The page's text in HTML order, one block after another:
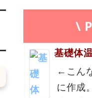
\
基礎体
←こん
に作成